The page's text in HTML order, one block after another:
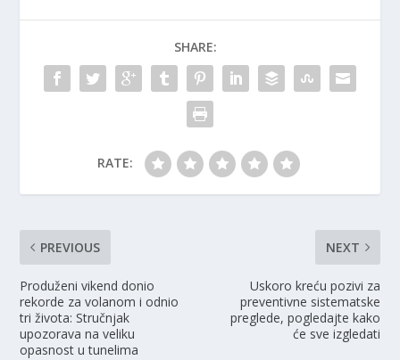
SHARE:
RATE:
PREVIOUS
Produženi vikend donio
rekorde za volanom i odnio
tri života: Stručnjak
upozorava na veliku
opasnost u tunelima
NEXT
Uskoro kreću pozivi za
preventivne sistematske
preglede, pogledajte kako
će sve izgledati